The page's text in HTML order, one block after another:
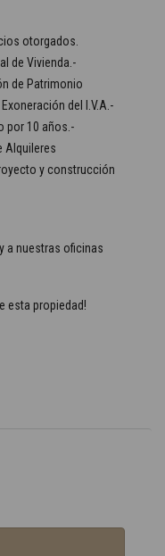
otorgados.
de Vivienda.-
de Patrimonio
del I.V.A.-
por 10 años.-
Alquileres
y construcción
a nuestras oficinas
esta propiedad!